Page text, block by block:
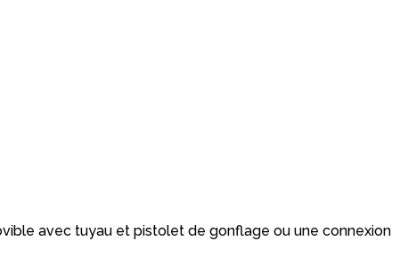
avec tuyau et pistolet de gonflage ou une connexion